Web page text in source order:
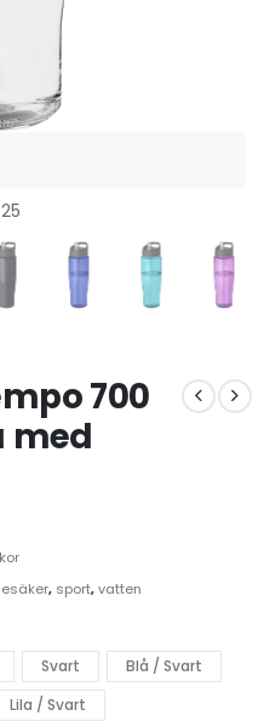
700
med
, sport,vatten
Svart
Blå / Svart
Lila / Svart